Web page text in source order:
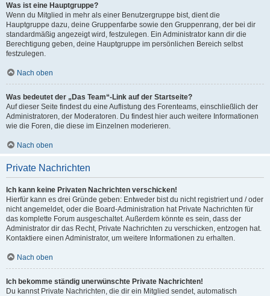
Was ist eine Hauptgruppe?
Wenn du Mitglied in mehr als einer Benutzergruppe bist, dient die
Hauptgruppe dazu, deine Gruppenfarbe sowie den Gruppenrang, der bei dir
standardmäßig angezeigt wird, festzulegen. Ein Administrator kann dir die
Berechtigung geben, deine Hauptgruppe im persönlichen Bereich selbst
festzulegen.
Nach oben
Was bedeutet der „Das Team“-Link auf der Startseite?
Auf dieser Seite findest du eine Auflistung des Forenteams, einschließlich der
Administratoren, der Moderatoren. Du findest hier auch weitere Informationen
wie die Foren, die diese im Einzelnen moderieren.
Nach oben
Private Nachrichten
Ich kann keine Privaten Nachrichten verschicken!
Hierfür kann es drei Gründe geben: Entweder bist du nicht registriert und / oder
nicht angemeldet, oder die Board-Administration hat Private Nachrichten für
das komplette Forum ausgeschaltet. Außerdem könnte es sein, dass der
Administrator dir das Recht, Private Nachrichten zu verschicken, entzogen hat.
Kontaktiere einen Administrator, um weitere Informationen zu erhalten.
Nach oben
Ich bekomme ständig unerwünschte Private Nachrichten!
Du kannst Private Nachrichten, die dir ein Mitglied sendet, automatisch